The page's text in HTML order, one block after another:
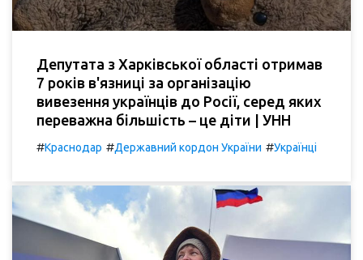
Депутата з Харківської області отримав
7 років в'язниці за організацію
вивезення українців до Росії, серед яких
переважна більшість – це діти | УНН
#Краснодар #Державний кордон України #Українці